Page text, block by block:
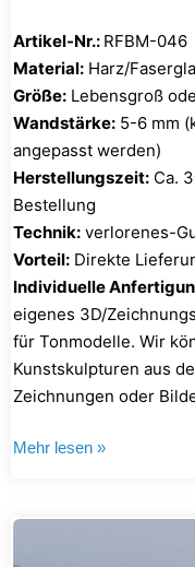
Artikel-Nr.: RFBM-046
Material: Harz/
Größe: Lebensgroß
Wandstärke: 5-6 mm
angepasst werden)
Herstellungszeit: Ca.
Bestellung
Technik: verlorenes-
Vorteil: Direkte
Individuelle
eigenes 3D/
für Tonmodelle. Wir
Kunstskulpturen aus
Zeichnungen oder
Mehr lesen »